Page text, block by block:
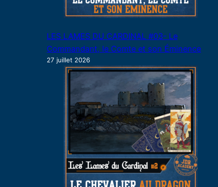
LES LAMES DU CARDINAL #03- Le
Commandant, le Comte et son Éminence
27 juillet 2026